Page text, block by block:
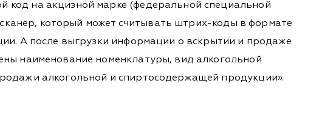
код на акцизной марке (федеральной специальной
который может считывать штрих-коды в формате
А после выгрузки информации о вскрытии и продаже
наименование номенклатуры, вид алкогольной
алкогольной и спиртосодержащей продукции».